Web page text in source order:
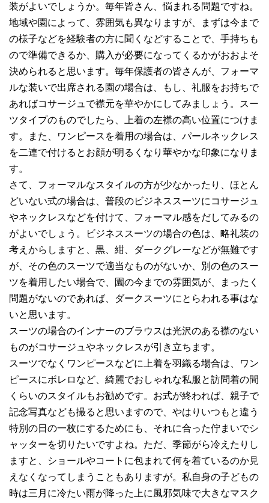
装がよいでしょうか。毎年皆さん、悩まれる問題ですね。
地域や園によって、雰囲気も異なりますが、まずは今まで
の様子などを経験者の方に聞くなどすることで、手持ちも
ので準備できるか、購入が必要になってくるかがおおよそ
決められると思います。毎年保護者の皆さんが、フォーマ
ルな装いで出席される園の場合は、もし、礼服をお持ちで
あればコサージュで襟元を華やかにしてみましょう。スー
ツタイプのものでしたら、上着の左襟の高い位置につけま
す。また、ワンピースを着用の場合は、パールネックレス
を二連で付けるとお顔が明るくなり華やかな印象になりま
す。
さて、フォーマルなスタイルの方が少なかったり、ほとん
どいない式の場合は、普段のビジネススーツにコサージュ
やネックレスなどを付けて、フォーマル感をだしてみるの
がよいでしょう。ビジネススーツの場合の色は、略礼装の
考えからしますと、黒、紺、ダークグレーなどが無難です
が、その色のスーツで適当なものがないか、別の色のスー
ツを着用したい場合で、園の今までの雰囲気が、まったく
問題がないのであれば、ダークスーツにとらわれる事はな
いと思います。
スーツの場合のインナーのブラウスは光沢のある襟のない
ものがコサージュやネックレスが引き立ちます。
スーツでなくワンピースなどに上着を羽織る場合は、ワン
ピースにボレロなど、綺麗でおしゃれな私服と訪問着の間
くらいのスタイルもお勧めです。お式が終われば、親子で
記念写真なども撮ると思いますので、やはりいつもと違う
特別の日の一枚にするためにも、それに合った佇まいでシ
ャッターを切りたいですよね。ただ、季節がら冷えたりし
ますと、ショールやコートに包まれて何を着ているのか見
えなくなってしまうこともありますが。私自身の子どもの
時は三月に冷たい雨が降った上に風邪気味で大きなマスク